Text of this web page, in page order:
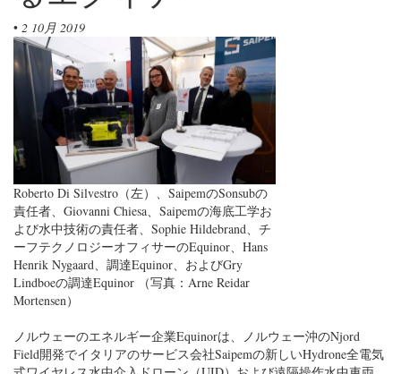
• 2 10月 2019
Roberto Di Silvestro（左）、SaipemのSonsubの
責任者、Giovanni Chiesa、Saipemの海底工学お
よび水中技術の責任者、Sophie Hildebrand、チ
ーフテクノロジーオフィサーのEquinor、Hans
Henrik Nygaard、調達Equinor、およびGry
Lindboeの調達Equinor （写真：Arne Reidar
Mortensen）
ノルウェーのエネルギー企業Equinorは、ノルウェー沖のNjord
Field開発でイタリアのサービス会社Saipemの新しいHydrone全電気